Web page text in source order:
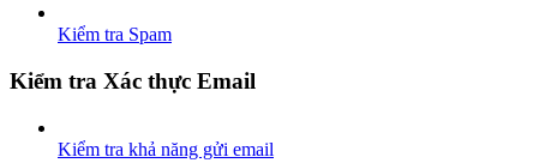
Kiểm tra Spam
Kiểm tra Xác thực Email
Kiểm tra khả năng gửi email